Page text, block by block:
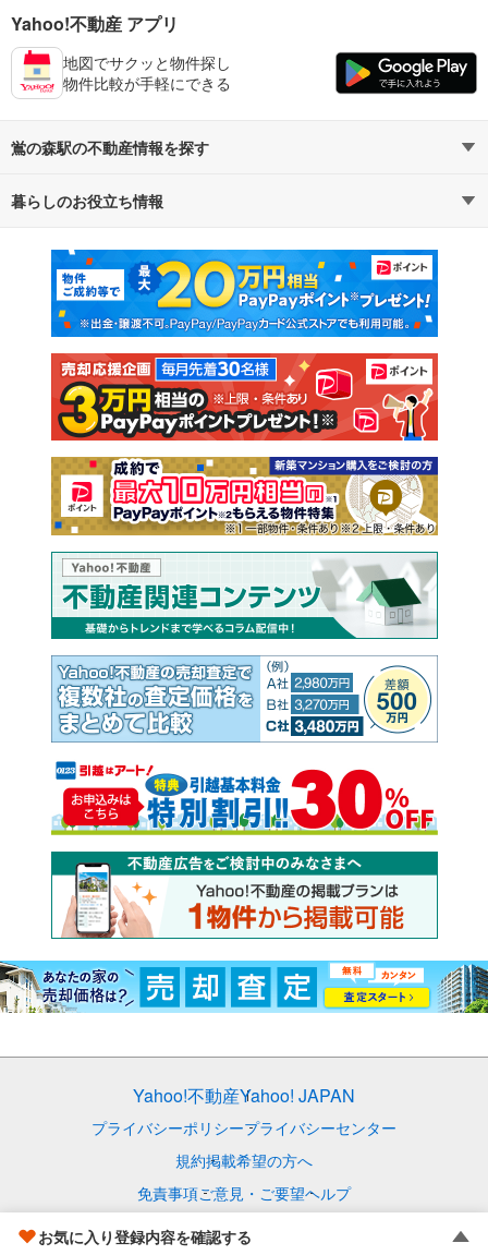
お気に入り登録内容を確認する
Yahoo!不動産 アプリ
地図でサクッと物件探し
物件比較が手軽にできる
鴬の森駅の不動産情報を探す
不動産・住宅
新築マンション 中古マンション
新築一戸建て 中古一戸建て
注文住宅 土地
売却査定
暮らしのお役立ち情報
マンションカタログ 教えて！住まいの先生
Yahoo!不動産Yahoo! JAPAN
プライバシーポリシープライバシーセンター
規約掲載希望の方へ
免責事項ご意見・ご要望ヘルプ
© LY Corporation